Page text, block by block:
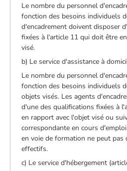
Le nombre du personnel
fonction des besoins individuels
d'encadrement doivent disposer
fixées à l'article 11 qui doit être
visé.
b) Le service d'assistance à
Le nombre du personnel
fonction des besoins individuels
objets visés. Les agents
d'une des qualifications fixées à
en rapport avec l'objet visé ou
correspondante en cours
en voie de formation ne peut pas
effectifs.
c) Le service d'hébergement